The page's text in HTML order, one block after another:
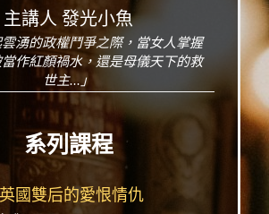
主講人 發光小魚
雲湧的政權鬥爭之際，當女人掌握
作紅顏禍水，還是母儀天下的救
世主...」
系列課程
英國雙后的愛恨情仇